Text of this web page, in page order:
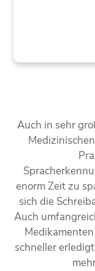
Auch in sehr
enorm Zeit zu
sich die
Auch
schneller